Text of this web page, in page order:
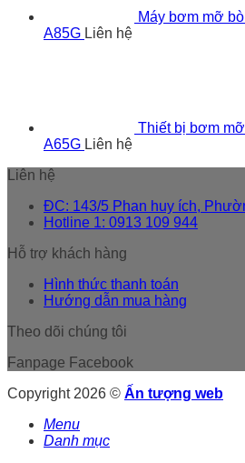
Máy bơm mỡ
A85G Liên hệ
Thiết bị bơm
A65G Liên hệ
Liên hệ
ĐC: 143/5 Phan huy ích,
Hotline 1: 0913 109 944
Hỗ trợ khách hàng
Hình thức thanh toán
Hướng dẫn mua hàng
Theo dõi chúng tôi
Fanpage Facebook
Copyright 2026 © Ấn tượng web
Menu
Danh mục